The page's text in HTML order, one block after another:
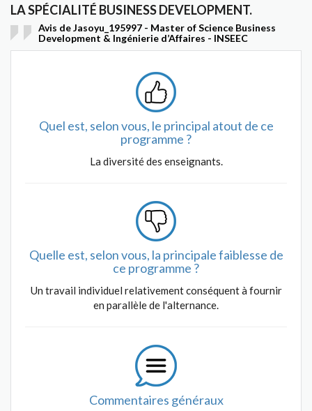
LA SPÉCIALITÉ BUSINESS DEVELOPMENT.
Avis de Jasoyu_195997 - Master of Science Business
Development & Ingénierie d’Affaires - INSEEC
Quel est, selon vous, le principal atout de ce
programme ?
La diversité des enseignants.
Quelle est, selon vous, la principale faiblesse de
ce programme ?
Un travail individuel relativement conséquent à fournir
en parallèle de l'alternance.
Commentaires généraux